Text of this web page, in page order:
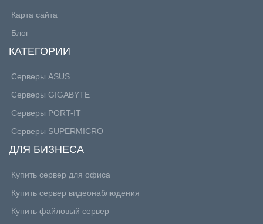
Карта сайта
Блог
КАТЕГОРИИ
Серверы ASUS
Серверы GIGABYTE
Серверы PORT-IT
Серверы SUPERMICRO
ДЛЯ БИЗНЕСА
Купить сервер для офиса
Купить сервер видеонаблюдения
Купить файловый сервер